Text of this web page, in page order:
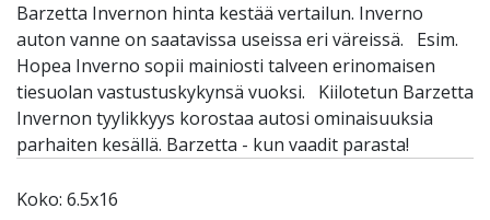
Barzetta Invernon hinta kestää vertailun. Inverno
auton vanne on saatavissa useissa eri väreissä. Esim.
Hopea Inverno sopii mainiosti talveen erinomaisen
tiesuolan vastustuskykynsä vuoksi. Kiilotetun Barzetta
Invernon tyylikkyys korostaa autosi ominaisuuksia
parhaiten kesällä. Barzetta - kun vaadit parasta!
Koko: 6.5x16